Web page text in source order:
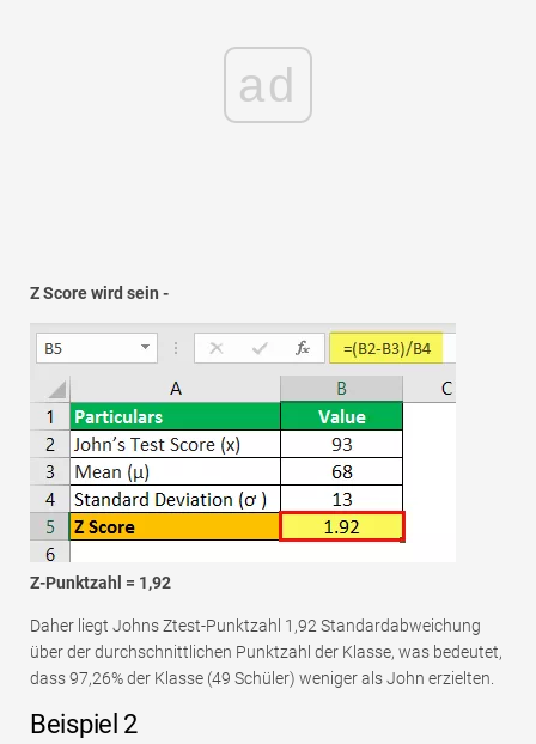
ad
Z Score wird sein -
Z-Punktzahl = 1,92
Daher liegt Johns Ztest-Punktzahl 1,92 Standardabweichung
über der durchschnittlichen Punktzahl der Klasse, was bedeutet,
dass 97,26% der Klasse (49 Schüler) weniger als John erzielten.
Beispiel 2